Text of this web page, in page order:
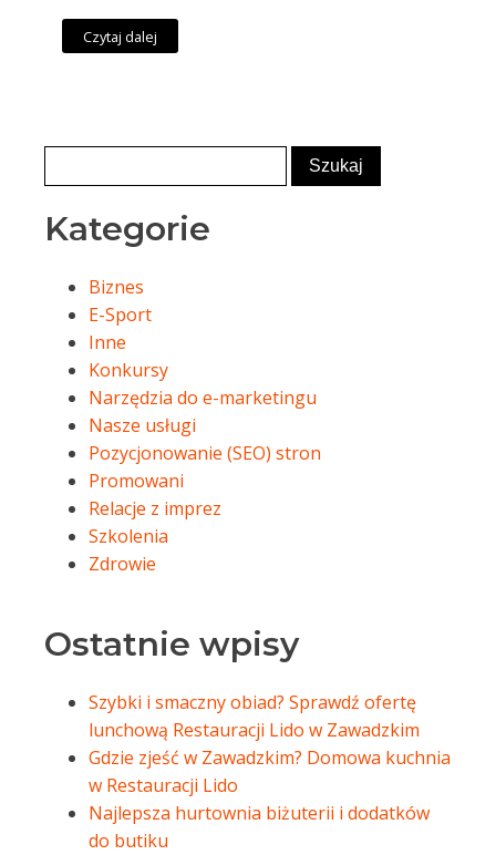
Czytaj dalej
Kategorie
Biznes
E-Sport
Inne
Konkursy
Narzędzia do e-marketingu
Nasze usługi
Pozycjonowanie (SEO) stron
Promowani
Relacje z imprez
Szkolenia
Zdrowie
Ostatnie wpisy
Szybki i smaczny obiad? Sprawdź ofertę
lunchową Restauracji Lido w Zawadzkim
Gdzie zjeść w Zawadzkim? Domowa kuchnia
w Restauracji Lido
Najlepsza hurtownia biżuterii i dodatków
do butiku